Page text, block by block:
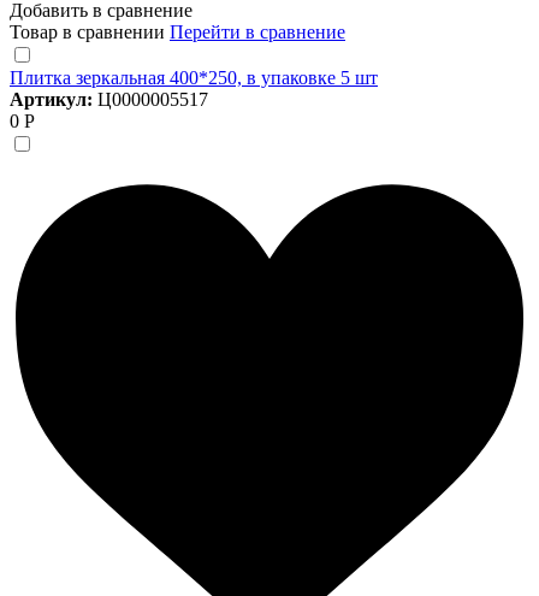
Добавить в сравнение
Товар в сравнении Перейти в сравнение
Плитка зеркальная 400*250, в упаковке 5 шт
Артикул: Ц0000005517
0 Р